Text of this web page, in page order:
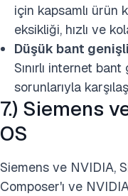
için kapsamlı ürün
eksikliği, hızlı ve
Düşük bant
Sınırlı internet
sorunlarıyla
7.) Siemens
OS
Siemens ve NVIDIA,
Composer'ı ve